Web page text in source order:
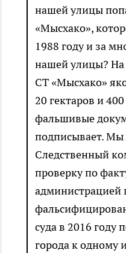
нашей улицы
«Мысхако»,
1988 году и за
нашей улицы?
СТ «Мысхако»
20 гектаров и
фальшивые
подписывает. Мы
Следственный
проверку по
администрацией
суда в 2016 году
города к одному